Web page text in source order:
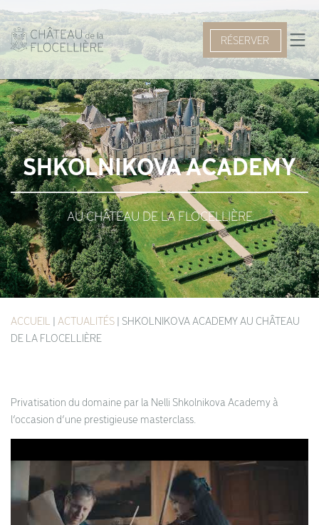
RÉSERVER
SHKOLNIKOVA ACADEMY
AU CHÂTEAU DE LA FLOCELLIÈRE
ACCUEIL | ACTUALITÉS | SHKOLNIKOVA ACADEMY AU CHÂTEAU
DE LA FLOCELLIÈRE
Privatisation du domaine par la Nelli Shkolnikova Academy à
l’occasion d’une prestigieuse masterclass.